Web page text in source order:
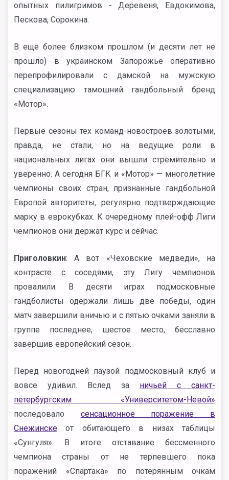
опытных пилигримов - Деревеня, Евдокимова,
Пескова, Сорокина.
В еще более близком прошлом (и десяти лет не
прошло) в украинском Запорожье оперативно
перепрофилировали с дамской на мужскую
специализацию тамошний гандбольный бренд
«Мотор».
Первые сезоны тех команд-новостроев золотыми,
правда, не стали, но на ведущие роли в
национальных лигах они вышли стремительно и
уверенно. А сегодня БГК и «Мотор» — многолетние
чемпионы своих стран, признанные гандбольной
Европой авторитеты, регулярно подтверждающие
марку в еврокубках. К очередному плей-офф Лиги
чемпионов они держат курс и сейчас.
Приголовкин: А вот «Чеховские медведи», на
контрасте с соседями, эту Лигу чемпионов
провалили. В десяти играх подмосковные
гандболисты одержали лишь две победы, один
матч завершили вничью и с пятью очками заняли в
группе последнее, шестое место, бесславно
завершив европейский сезон.
Перед новогодней паузой подмосковный клуб и
вовсе удивил. Вслед за ничьей с санкт-
петербургским «Университетом-Невой»
последовало сенсационное поражение в
Снежинске от обитающего в низах таблицы
«Сунгуля». В итоге отставание бессменного
чемпиона страны от не терпевшего пока
поражений «Спартака» по потерянным очкам